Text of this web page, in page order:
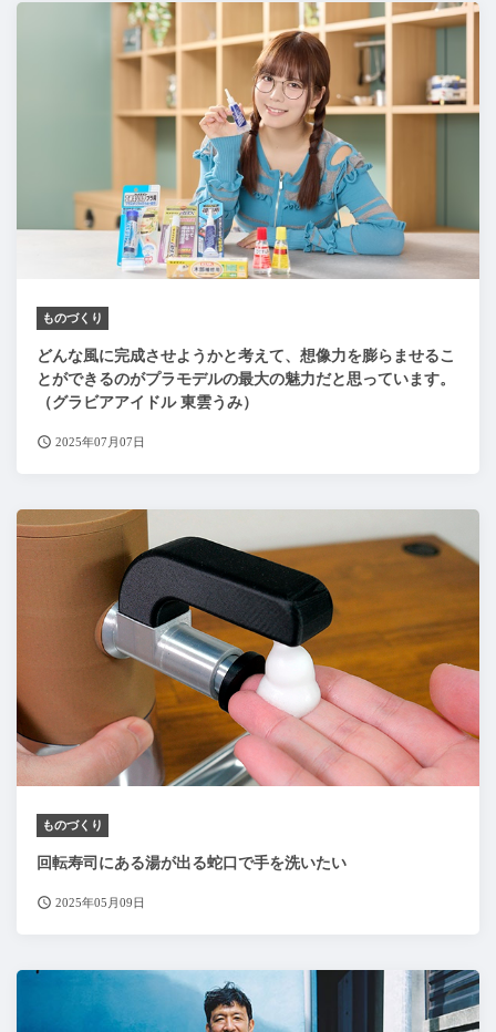
ものづくり
どんな風に完成させようかと考えて、想像力を膨らませるこ
とができるのがプラモデルの最大の魅力だと思っています。
（グラビアアイドル 東雲うみ）
2025年07月07日
ものづくり
回転寿司にある湯が出る蛇口で手を洗いたい
2025年05月09日